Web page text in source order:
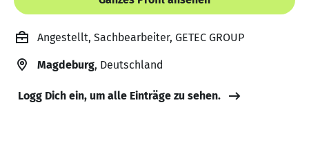
Angestellt, Sachbearbeiter, GETEC GROUP
Magdeburg, Deutschland
Logg Dich ein, um alle Einträge zu sehen.